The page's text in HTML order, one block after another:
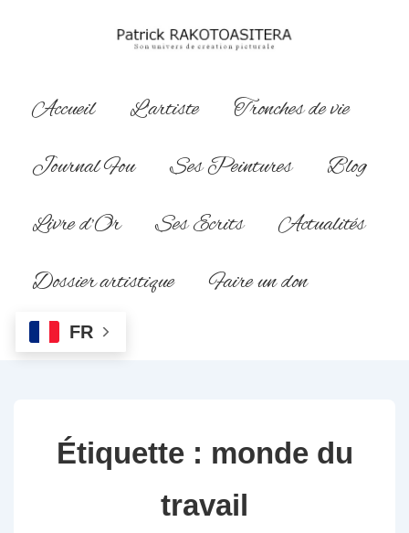
principal
Navigation
Accueil L’artiste
Tronches de vie
Journal Fou
Ses Peintures
Blog
Livre d’Or
Ses Ecrits
Actualités
Dossier artistique
Faire un don
FR
Étiquette : monde du
travail